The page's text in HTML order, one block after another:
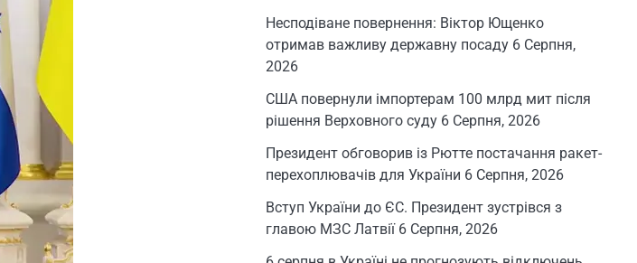
Несподіване повернення: Віктор Ющенко
отримав важливу державну посаду 6 Серпня,
2026
США повернули імпортерам 100 млрд мит після
рішення Верховного суду 6 Серпня, 2026
Президент обговорив із Рютте постачання ракет-
перехоплювачів для України 6 Серпня, 2026
Вступ України до ЄС. Президент зустрівся з
главою МЗС Латвії 6 Серпня, 2026